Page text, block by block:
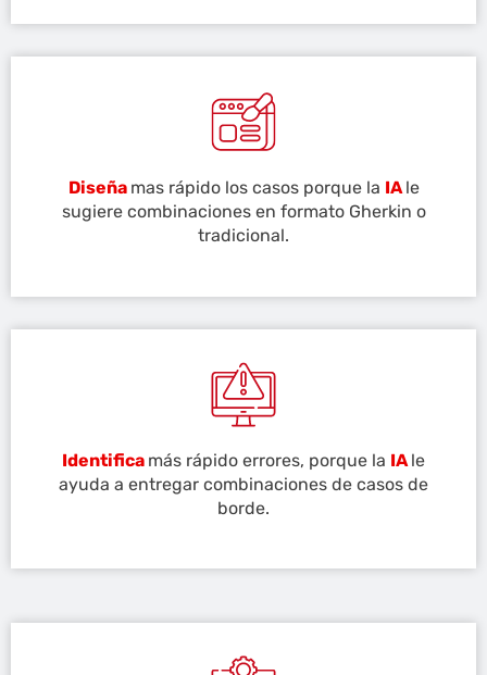
Diseña mas rápido los casos porque la IAle
sugiere combinaciones en formato Gherkin o
tradicional.
Identifica más rápido errores, porque la IA le
ayuda a entregar combinaciones de casos de
borde.